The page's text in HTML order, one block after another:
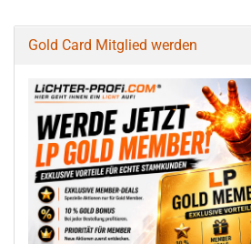
Gold Card Mitglied werden